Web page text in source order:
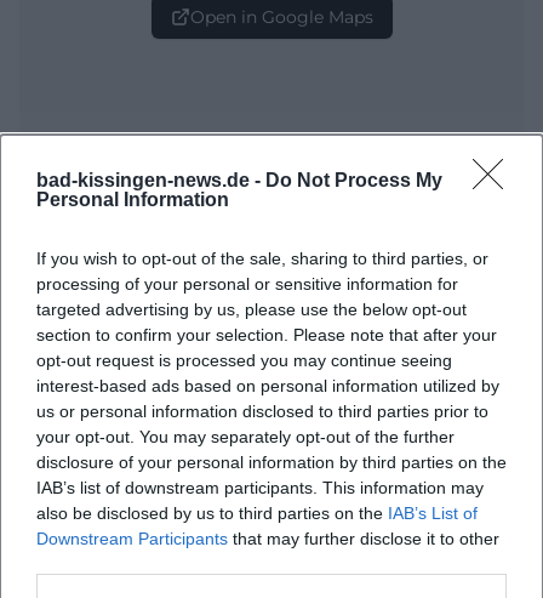
bad-kissingen-news.de - Do Not Process My
Personal Information
If you wish to opt-out of the sale, sharing to third parties, or
processing of your personal or sensitive information for
targeted advertising by us, please use the below opt-out
section to confirm your selection. Please note that after your
opt-out request is processed you may continue seeing
interest-based ads based on personal information utilized by
us or personal information disclosed to third parties prior to
your opt-out. You may separately opt-out of the further
disclosure of your personal information by third parties on the
IAB’s list of downstream participants. This information may
also be disclosed by us to third parties on the IAB’s List of
Downstream Participants that may further disclose it to other
Open in Google Maps
Häufig gestellte Fragen
Wann beginnt der Kantatengottesdienst?
Wo findet die Veranstaltung statt?
Was kann ich bei dem Gottesdienst erwarten?
Wie viel kostet der Eintritt?